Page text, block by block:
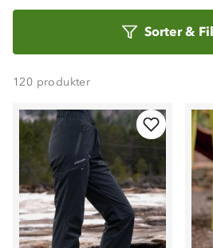
Sorter&
120 produkter